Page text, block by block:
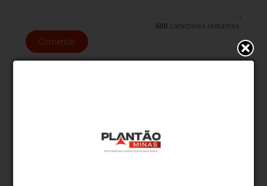
500 caracteres restantes.
Comentar